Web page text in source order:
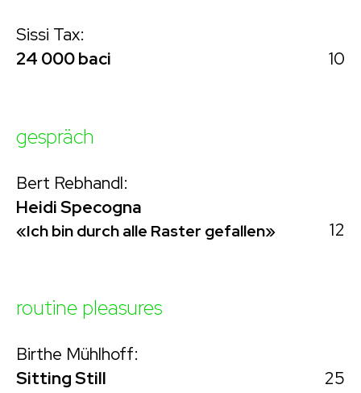
Sissi Tax:
24 000 baci
10
gespräch
Bert Rebhandl:
Heidi Specogna
«Ich bin durch alle Raster gefallen» 12
routine pleasures
Birthe Mühlhoff:
Sitting Still
25